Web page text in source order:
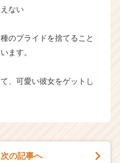
ない
のプライドを捨てること
ます。
、可愛い彼女をゲットし
次の記事へ